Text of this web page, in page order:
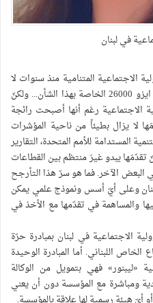
في لبنان
الاجتماعية المتنامية منذ سنوات لا
سيما منذ العام 2010 تاريخ نشر معايير ايزو 26000 الخاصة بهذا الشأن... ولكنّ
الاجتماعية رغم أنها أصبحت رائجة
لا يزال بطيئاً من ناحية المؤشرات
المستدامة للأمم المتحدة، التقارير
تقدّمَها يبدو غيرَ منتظم بين القطاعات
الآخر. فما هو سرّ هذا التأرجح
وعلى أيّ أسس ونموذج علمي يمكن
والمساهمة في تقدّمها مع الأخذ في
الاجتماعية في لبنان بمبادرة حرّة
اللبناني. أما المبادرة الوحيدة
«ليبنور» فهي بتمويل من الوكالة
ومباشرة مع المؤسسة دون أن يعني